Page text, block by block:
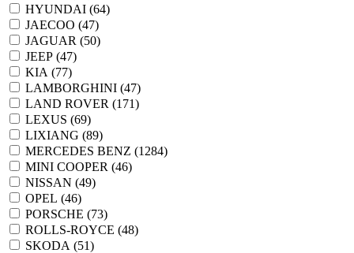
HYUNDAI (64)
JAECOO (47)
JAGUAR (50)
JEEP (47)
KIA (77)
LAMBORGHINI (47)
LAND ROVER (171)
LEXUS (69)
LIXIANG (89)
MERCEDES BENZ (1284)
MINI COOPER (46)
NISSAN (49)
OPEL (46)
PORSCHE (73)
ROLLS-ROYCE (48)
SKODA (51)